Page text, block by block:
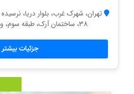
تهران، شهرک غرب، بلوار دریا،
38، ساختمان آرک، طبقه سوم، واحد 9، زنگ 301
جزئیات بیشتر